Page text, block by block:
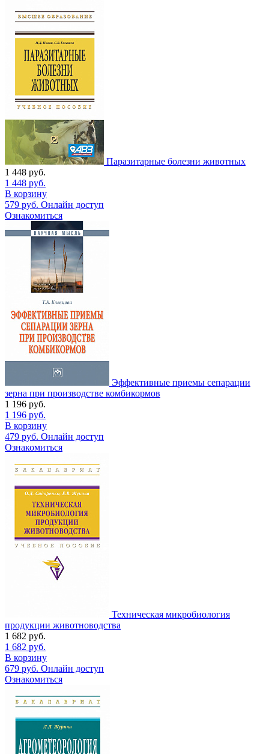
Паразитарные болезни животных
1 448 руб.
1 448 руб.
В корзину
579 руб. Онлайн доступ
Ознакомиться
Эффективные приемы сепарации
зерна при производстве комбикормов
1 196 руб.
1 196 руб.
В корзину
479 руб. Онлайн доступ
Ознакомиться
Техническая микробиология
продукции животноводства
1 682 руб.
1 682 руб.
В корзину
679 руб. Онлайн доступ
Ознакомиться